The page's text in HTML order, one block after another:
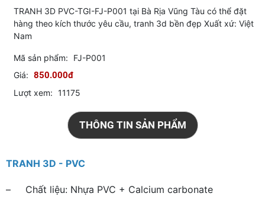
TRANH 3D PVC-TGI-FJ-P001 tại Bà Rịa Vũng Tàu có thể đặt
hàng theo kích thước yêu cầu, tranh 3d bền đẹp Xuất xứ: Việt
Nam
Mã sản phẩm:
FJ-P001
Giá: 850.000đ
Lượt xem: 11175
THÔNG TIN SẢN PHẨM
TRANH 3D - PVC
– Chất liệu: Nhựa PVC + Calcium carbonate